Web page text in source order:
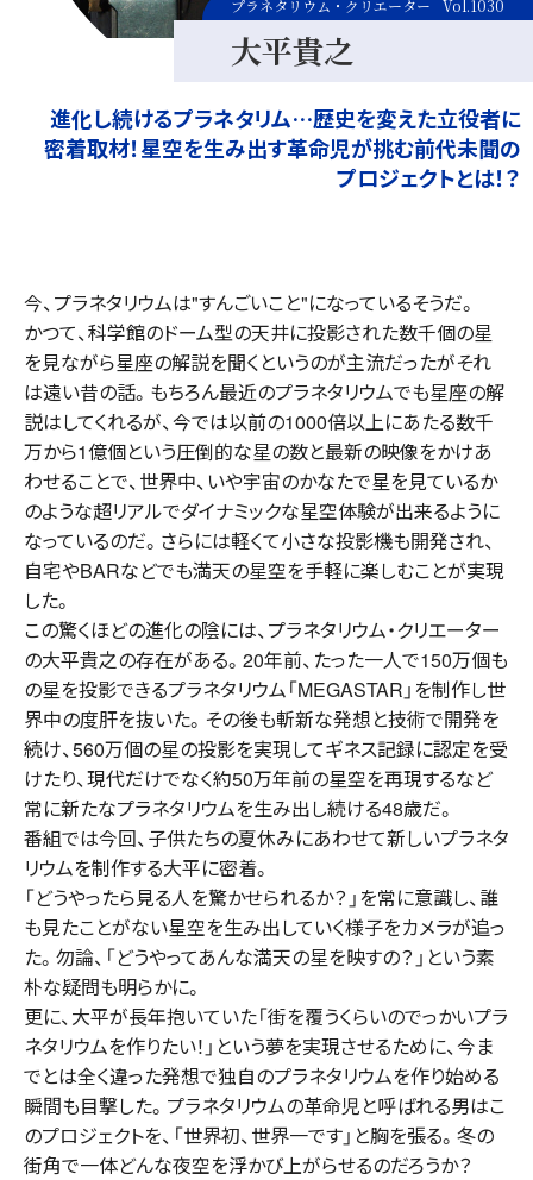
大平貴之
プラネタリウム・クリエーター Vol.1030
進化し続けるプラネタリム…歴史を変えた立役者に
密着取材！星空を生み出す革命児が挑む前代未聞の
プロジェクトとは！？
今、プラネタリウムは"すんごいこと"になっているそうだ。
かつて、科学館のドーム型の天井に投影された数千個の星
を見ながら星座の解説を聞くというのが主流だったがそれ
は遠い昔の話。もちろん最近のプラネタリウムでも星座の解
説はしてくれるが、今では以前の1000倍以上にあたる数千
万から1億個という圧倒的な星の数と最新の映像をかけあ
わせることで、世界中、いや宇宙のかなたで星を見ているか
のような超リアルでダイナミックな星空体験が出来るように
なっているのだ。さらには軽くて小さな投影機も開発され、
自宅やBARなどでも満天の星空を手軽に楽しむことが実現
した。
この驚くほどの進化の陰には、プラネタリウム・クリエーター
の大平貴之の存在がある。20年前、たった一人で150万個も
の星を投影できるプラネタリウム「MEGASTAR」を制作し世
界中の度肝を抜いた。その後も斬新な発想と技術で開発を
続け、560万個の星の投影を実現してギネス記録に認定を受
けたり、現代だけでなく約50万年前の星空を再現するなど
常に新たなプラネタリウムを生み出し続ける48歳だ。
番組では今回、子供たちの夏休みにあわせて新しいプラネタ
リウムを制作する大平に密着。
「どうやったら見る人を驚かせられるか？」を常に意識し、誰
も見たことがない星空を生み出していく様子をカメラが追っ
た。勿論、「どうやってあんな満天の星を映すの？」という素
朴な疑問も明らかに。
更に、大平が長年抱いていた「街を覆うくらいのでっかいプラ
ネタリウムを作りたい！」という夢を実現させるために、今ま
でとは全く違った発想で独自のプラネタリウムを作り始める
瞬間も目撃した。プラネタリウムの革命児と呼ばれる男はこ
のプロジェクトを、「世界初、世界一です」と胸を張る。冬の
街角で一体どんな夜空を浮かび上がらせるのだろうか？